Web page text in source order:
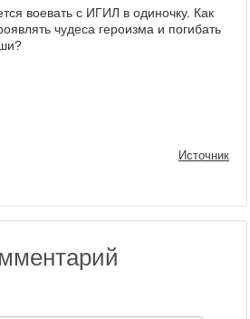
воевать с ИГИЛ в одиночку. Как
чудеса героизма и погибать
Источник